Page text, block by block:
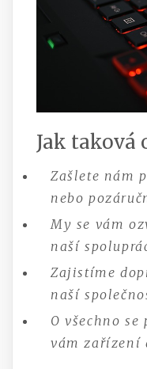
Jak taková
Zašlete nám
nebo
My se vám
naší
Zajistíme
naší
O všechno se
vám zařízení